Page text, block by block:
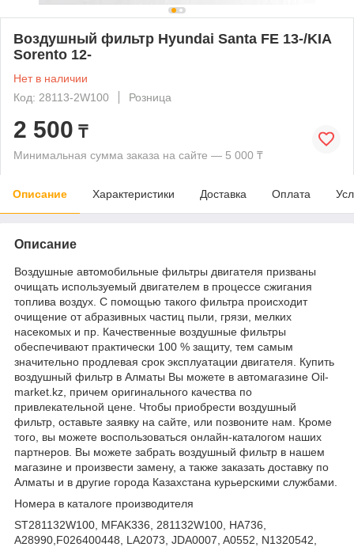
Воздушный фильтр Hyundai Santa FE 13-/KIA
Sorento 12-
Нет в наличии
Код: 28113-2W100
Розница
2 500 ₸
Минимальная сумма заказа на сайте — 5 000 ₸
Описание Характеристики Доставка Оплата
Описание
Воздушные автомобильные фильтры двигателя призваны
очищать используемый двигателем в процессе сжигания
топлива воздух. С помощью такого фильтра происходит
очищение от абразивных частиц пыли, грязи, мелких
насекомых и пр. Качественные воздушные фильтры
обеспечивают практически 100 % защиту, тем самым
значительно продлевая срок эксплуатации двигателя. Купить
воздушный фильтр в Алматы Вы можете в автомагазине Oil-
market.kz, причем оригинального качества по
привлекательной цене. Чтобы приобрести воздушный
фильтр, оставьте заявку на сайте, или позвоните нам. Кроме
того, вы можете воспользоваться онлайн-каталогом наших
партнеров. Вы можете забрать воздушный фильтр в нашем
магазине и произвести замену, а также заказать доставку по
Алматы и в другие города Казахстана курьерскими службами.
Номера в каталоге производителя
ST281132W100, MFAK336, 281132W100, HA736,
A28990,F026400448, LA2073, JDA0007, A0552, N1320542,